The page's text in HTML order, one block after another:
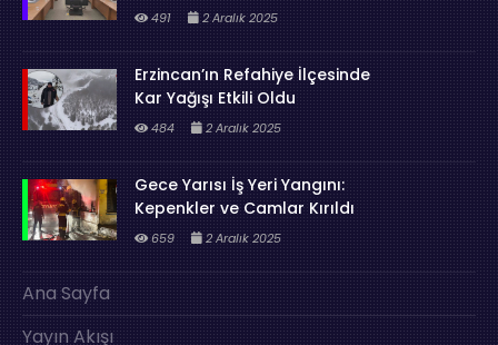
491 2 Aralık 2025
Erzincan’ın Refahiye İlçesinde
Kar Yağışı Etkili Oldu
484 2 Aralık 2025
Gece Yarısı İş Yeri Yangını:
Kepenkler ve Camlar Kırıldı
659 2 Aralık 2025
Ana Sayfa
Yayın Akışı